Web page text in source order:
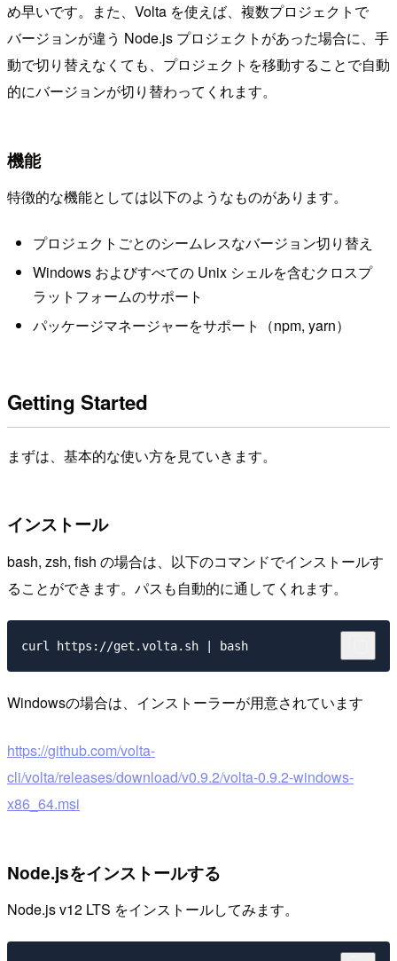
め早いです。また、Volta を使えば、複数プロジェクトで
バージョンが違う Node.js プロジェクトがあった場合に、手
動で切り替えなくても、プロジェクトを移動することで自動
的にバージョンが切り替わってくれます。
機能
特徴的な機能としては以下のようなものがあります。
プロジェクトごとのシームレスなバージョン切り替え
Windows およびすべての Unix シェルを含むクロスプ
ラットフォームのサポート
パッケージマネージャーをサポート（npm, yarn）
Getting Started
まずは、基本的な使い方を見ていきます。
インストール
bash, zsh, fish の場合は、以下のコマンドでインストールす
ることができます。パスも自動的に通してくれます。
Windowsの場合は、インストーラーが用意されています
https://github.com/volta-
cli/volta/releases/download/v0.9.2/volta-0.9.2-windows-
x86_64.msi
Node.jsをインストールする
Node.js v12 LTS をインストールしてみます。